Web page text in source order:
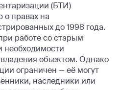
(БТИ)
о правах на
до 1998 года.
работе со старым
объектом. Однако
ограничен — её могут
наследники или